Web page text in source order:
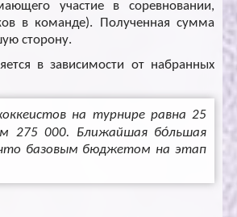
участие в соревновании,
в команде). Полученная сумма
сторону.
в зависимости от набранных
на турнире равна 25
275 000. Ближайшая бо́льшая
базовым бюджетом на этап